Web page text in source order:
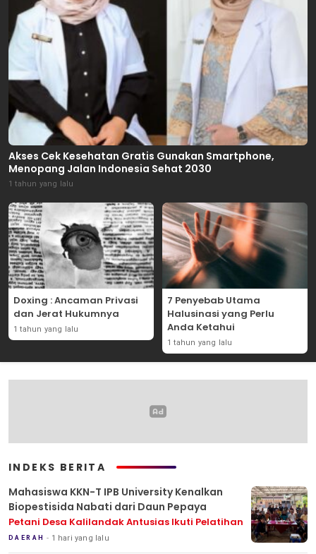
Akses Cek Kesehatan Gratis Gunakan Smartphone,
Menopang Jalan Indonesia Sehat 2030
1 tahun yang lalu
Doxing : Ancaman Privasi
dan Jerat Hukumnya
1 tahun yang lalu
7 Penyebab Utama
Halusinasi yang Perlu
Anda Ketahui
1 tahun yang lalu
INDEKS BERITA
Mahasiswa KKN-T IPB University Kenalkan
Biopestisida Nabati dari Daun Pepaya
Petani Desa Kalilandak Antusias Ikuti Pelatihan
DAERAH 1 hari yang lalu